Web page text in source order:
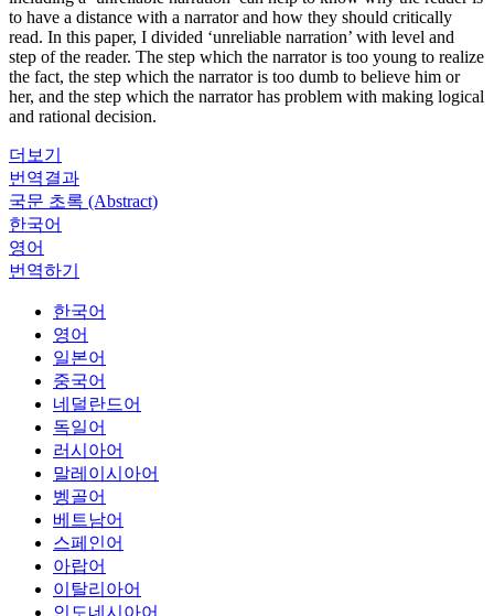
to have a distance with a narrator and how they should critically
read. In this paper, I divided ‘unreliable narration’ with level and
step of the reader. The step which the narrator is too young to realize
the fact, the step which the narrator is too dumb to believe him or
her, and the step which the narrator has problem with making logical
and rational decision.
더보기
번역결과
국문 초록 (Abstract)
한국어
영어
번역하기
한국어
영어
일본어
중국어
네덜란드어
독일어
러시아어
말레이시아어
벵골어
베트남어
스페인어
아랍어
이탈리아어
인도네시아어